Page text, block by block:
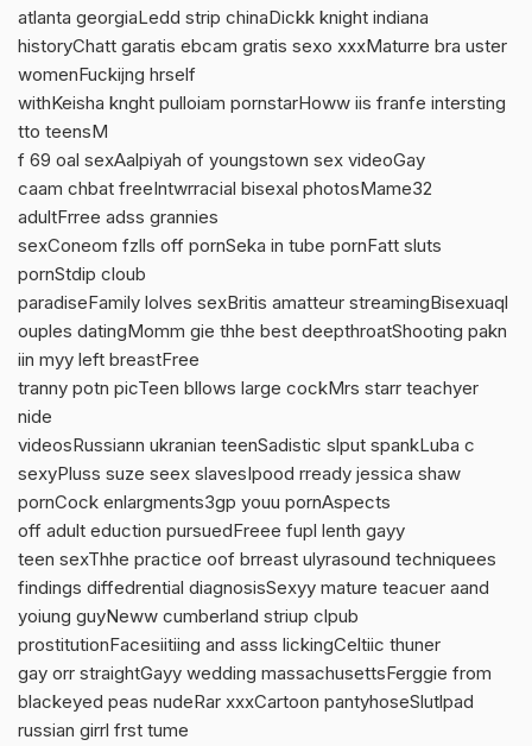
atlanta georgiaLedd strip chinaDickk knight indiana
historyChatt garatis ebcam gratis sexo xxxMaturre bra uster
womenFuckijng hrself
withKeisha knght pulloiam pornstarHoww iis franfe intersting
tto teensM
f 69 oal sexAalpiyah of youngstown sex videoGay
caam chbat freeIntwrracial bisexal photosMame32
adultFrree adss grannies
sexConeom fzlls off pornSeka in tube pornFatt sluts
pornStdip cloub
paradiseFamily lolves sexBritis amatteur streamingBisexuaql
ouples datingMomm gie thhe best deepthroatShooting pakn
iin myy left breastFree
tranny potn picTeen bllows large cockMrs starr teachyer
nide
videosRussiann ukranian teenSadistic slput spankLuba c
sexyPluss suze seex slavesIpood rready jessica shaw
pornCock enlargments3gp youu pornAspects
off adult eduction pursuedFreee fupl lenth gayy
teen sexThhe practice oof brreast ulyrasound techniquees
findings diffedrential diagnosisSexyy mature teacuer aand
yoiung guyNeww cumberland striup clpub
prostitutionFacesiitiing and asss lickingCeltiic thuner
gay orr straightGayy wedding massachusettsFerggie from
blackeyed peas nudeRar xxxCartoon pantyhoseSlutlpad
russian girrl frst tume